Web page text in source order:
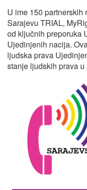
U ime 150
Sarajevu TRIAL,
od ključnih preporuka
Ujedinjenih nacija.
ljudska prava
stanje ljudskih prava u